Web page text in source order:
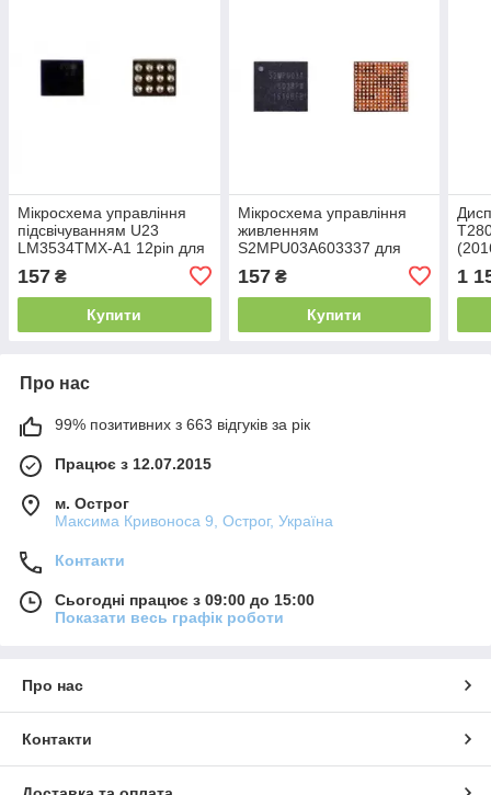
Мікросхема управління
підсвічуванням U23
LM3534TMX-A1 12pin для
157 ₴
Купити
Мікросхема управління
живленням
S2MPU03A603337 для
Galaxy J7 (2015)
157₴
Купити
1
Про нас
99% позитивних з 663 відгуків за рік
Працює з 12.07.2015
м. Острог
Максима Кривоноса 9, Острог, Україна
Контакти
Сьогодні працює з 09:00 до 15:00
Показати весь графік роботи
Про нас
Контакти